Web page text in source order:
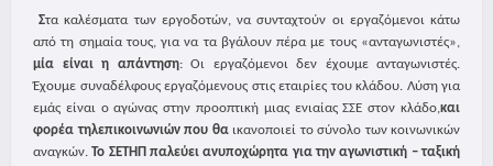
Στα καλέσματα των εργοδοτών, να συνταχτούν οι εργαζόμενοι κάτω
από τη σημαία τους, για να τα βγάλουν πέρα με τους «ανταγωνιστές»,
μία είναι η απάντηση: Οι εργαζόμενοι δεν έχουμε ανταγωνιστές.
Έχουμε συναδέλφους εργαζόμενους στις εταιρίες του κλάδου. Λύση για
εμάς είναι ο αγώνας στην προοπτική μιας ενιαίας ΣΣΕ στον κλάδο,και
φορέα τηλεπικοινωνιών που θα ικανοποιεί το σύνολο των κοινωνικών
αναγκών.Το ΣΕΤΗΠ παλεύει ανυποχώρητα για την αγωνιστική – ταξική